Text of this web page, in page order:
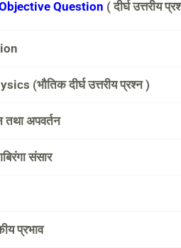
Objective Question ( दीर्घ उत्तरीय
(भौतिकदीर्घ उत्तरीय प्रश्न)
तथा अपवर्तन
संसार
प्रभाव